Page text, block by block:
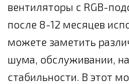
вентиляторы с RGB-
после 8-12 месяцев
можете заметить
шума, обслуживании,
стабильности. В этот